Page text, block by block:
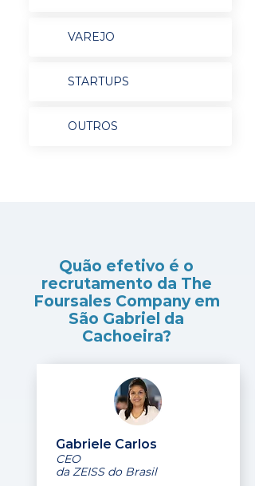
VAREJO
STARTUPS
OUTROS
Quão efetivo é o
recrutamento da The
Foursales Company em
São Gabriel da
Cachoeira?
Gabriele Carlos
CEO
da ZEISS do Brasil